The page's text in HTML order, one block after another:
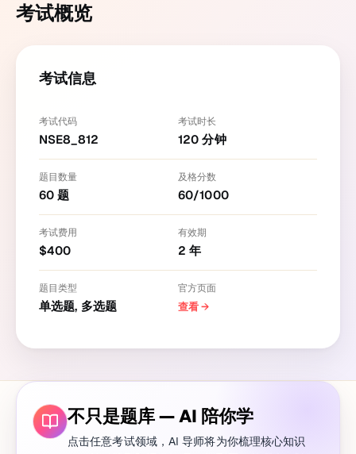
考试概览
考试信息
考试代码
NSE8_812
考试时长
120 分钟
题目数量
60 题
及格分数
60/1000
考试费用
$400
有效期
2 年
题目类型
单选题, 多选题
官方页面
查看→
不只是题库 — AI 陪你学
点击任意考试领域，AI 导师将为你梳理核心知识